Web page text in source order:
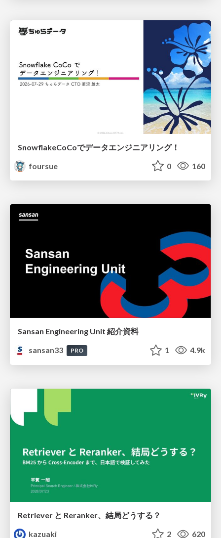
SnowflakeCoCoでデータエンジニアリング！
foursue
0 160
Sansan Engineering Unit 紹介資料
sansan33
PRO 1 4.9k
Retriever と Reranker、結局どうする？
kazuaki
2 620